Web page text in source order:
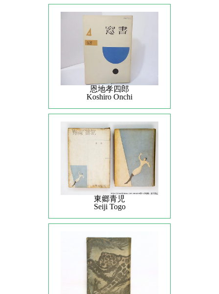
恩地孝四郎
Koshiro Onchi
東郷青児
Seiji Togo